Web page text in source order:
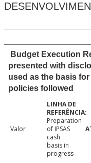
Budget Execution
presented with
used as the basis
policies followed
Valor
Preparation
of IPSAS
cash
basis in
progress